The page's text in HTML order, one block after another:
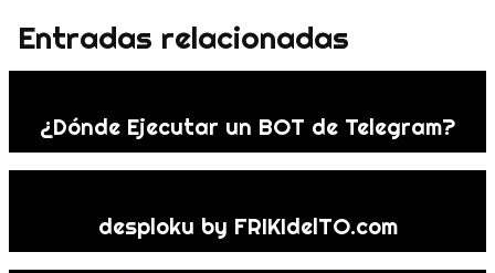
c
e
o
o
tt
er
ai
l
at
s
p
p
e
gr
m
ar
e
Entradas relacionadas
¿Dónde Ejecutar un BOT de Telegram?
desploku by FRIKIdelTO.com